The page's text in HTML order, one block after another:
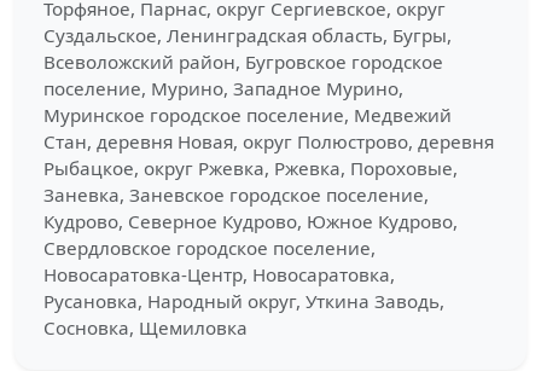
Торфяное, Парнас, округ Сергиевское, округ
Суздальское, Ленинградская область, Бугры,
Всеволожский район, Бугровское городское
поселение, Мурино, Западное Мурино,
Муринское городское поселение, Медвежий
Стан, деревня Новая, округ Полюстрово, деревня
Рыбацкое, округ Ржевка, Ржевка, Пороховые,
Заневка, Заневское городское поселение,
Кудрово, Северное Кудрово, Южное Кудрово,
Свердловское городское поселение,
Новосаратовка-Центр, Новосаратовка,
Русановка, Народный округ, Уткина Заводь,
Сосновка, Щемиловка